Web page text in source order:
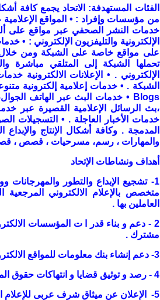
الفئات المستهدفة: الاتحاد يجمع كافة
من مؤسسات وإفراد : • المواقع
خدمات النشر الصحفي عبر مواقع على
الإلكترونية والتليفزيون الإلكتروني : •
على مواقع خاصة على الشبكة ومن خلال
تحملها الشبكة إلى المتلقي مباشرة
الإلكتروني . •
الإعلانات الالكترونية
الشبكة . • خدمات إعلامية إلكترونية
Blogs •
خدمات البث عبر الهاتف
،بث الرسائل الإعلامية القصيرة عبر
خدمات الأخبار العاجلة . •
التسجيلات
المدمجة . وكافة أشكال الإنتاج والإبداع
والمهارات ، رسم، مسرحيات ، قصص ،
أهداف ونشاطات الإتحاد
1- تشجيع الإبداع والتطور
متخصص بالإعلام الالكتروني المرجعية
العاملين بها .
2 - دعم و بناء قدر ا ت المؤسسات
مشترك .
3- دعم إنشاء بنك معلومات للمواقع
4 - رصد و توثيق قضايا و انتهاكات حقوق المؤسسات الالكترونية والعاملين فيها .
5- الإعلان عن ميثاق شرف عربى للإعلام الإلكتروني .